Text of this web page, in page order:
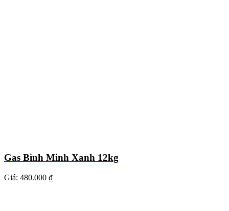
Gas Bình Minh Xanh 12kg
Giá: 480.000 ₫